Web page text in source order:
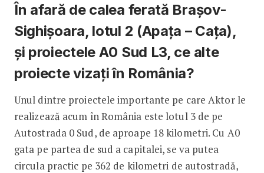
În afară de calea ferată Brașov-
Sighișoara, lotul 2 (Apața – Cața),
și proiectele A0 Sud L3, ce alte
proiecte vizați în România?
Unul dintre proiectele importante pe care Aktor le
realizează acum în România este lotul 3 de pe
Autostrada 0 Sud, de aproape 18 kilometri. Cu A0
gata pe partea de sud a capitalei, se va putea
circula practic pe 362 de kilometri de autostradă,